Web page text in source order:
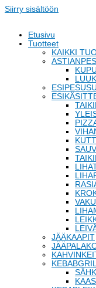
Siirry sisältöön
Etusivu
Tuotteet
KAIKKI
JÄÄKAAPIT